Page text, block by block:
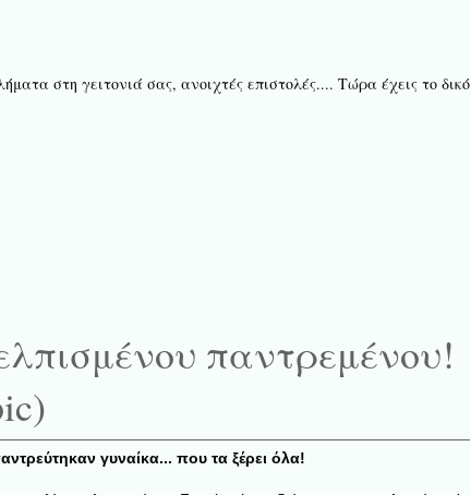
στη γειτονιά σας, ανοιχτές επιστολές.... Τώρα έχεις το
παντρεμένου!
γυναίκα... που τα ξέρει όλα!